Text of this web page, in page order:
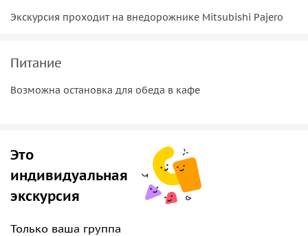
Экскурсия проходит на внедорожнике Mitsubishi Pajero
Питание
Возможна остановка для обеда в кафе
Это
индивидуальная
экскурсия
Только ваша группа